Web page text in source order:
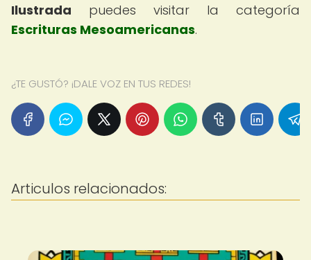
Ilustrada puedes visitar la categoría
Escrituras Mesoamericanas.
¿TE GUSTÓ? ¡DALE VOZ EN TUS REDES!
Articulos relacionados: